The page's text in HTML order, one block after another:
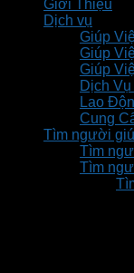
Giới Thiệu
Dịch vụ
Giúp
Giúp
Giúp
Dịch
Lao
Cung
Tìm người
Tìm
Tìm